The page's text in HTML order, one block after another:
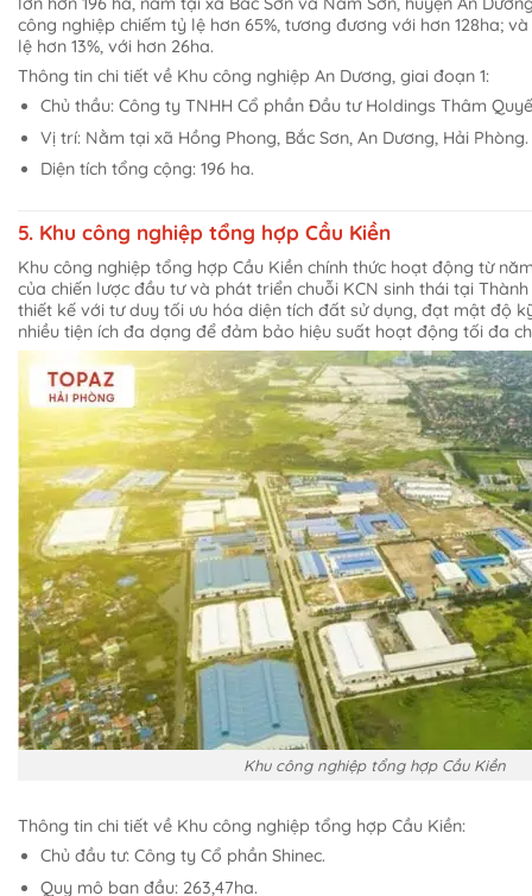
công nghiệp chiếm tỷ lệ hơn 65%, tương đương với hơn 128ha;
lệ hơn 13%, với hơn 26ha.
Thông tin chi tiết về Khu công nghiệp An Dương, giai đoạn 1:
Chủ thầu: Công ty TNHH Cổ phần Đầu tư Holdings Thâm
Vị trí: Nằm tại xã Hồng Phong, Bắc Sơn, An Dương, Hải Phòng.
Diện tích tổng cộng: 196 ha.
5. Khu công nghiệp tổng hợp Cầu Kiền
Khu công nghiệp tổng hợp Cầu Kiền chính thức hoạt động từ
của chiến lược đầu tư và phát triển chuỗi KCN sinh thái tại
thiết kế với tư duy tối ưu hóa diện tích đất sử dụng, đạt mật độ
nhiều tiện ích đa dạng để đảm bảo hiệu suất hoạt động tối đa
Khu công nghiệp tổng hợp Cầu Kiền
Thông tin chi tiết về Khu công nghiệp tổng hợp Cầu Kiền:
Chủ đầu tư: Công ty Cổ phần Shinec.
Quy mô ban đầu: 263,47ha.